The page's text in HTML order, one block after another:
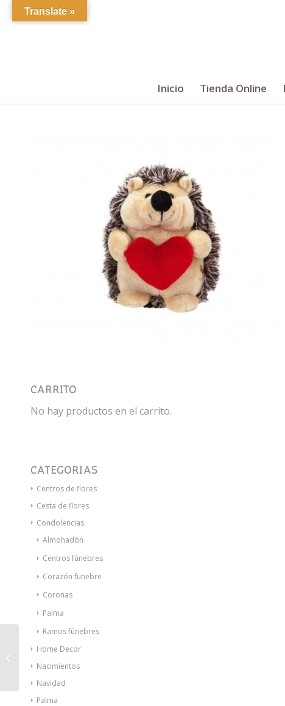
Inicio Tienda Online
CARRITO
No hay productos en el carrito.
CATEGORÍAS
Centros de flores
Cesta de flores
Condolencias
Almohadón
Centros fúnebres
Corazón funebre
Coronas
Palma
Ramos fúnebres
Home Decor
Nacimientos
Navidad
Palma
CENTRO ESTRELLA
NAVIDEÑA
Translate »